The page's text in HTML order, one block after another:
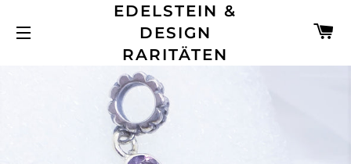
SEITENNAVIGATION
EDELSTEIN &
DESIGN
RARITÄTEN